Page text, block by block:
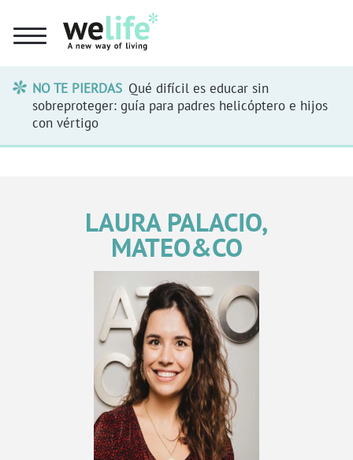
NO TE PIERDAS Qué difícil es educar sin
sobreproteger: guía para padres helicóptero e hijos
con vértigo
LAURA PALACIO,
MATEO&CO